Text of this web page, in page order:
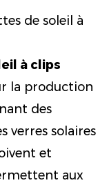
de soleil à
à clips
la production
des
verres solaires
et
aux